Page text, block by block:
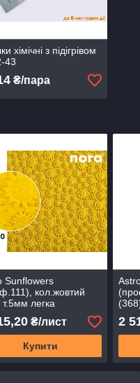
хімічні з підігрівом
43
₴/пара
Sunflowers
кол.жовтий
легка
Nora₴/лист
Купити
2